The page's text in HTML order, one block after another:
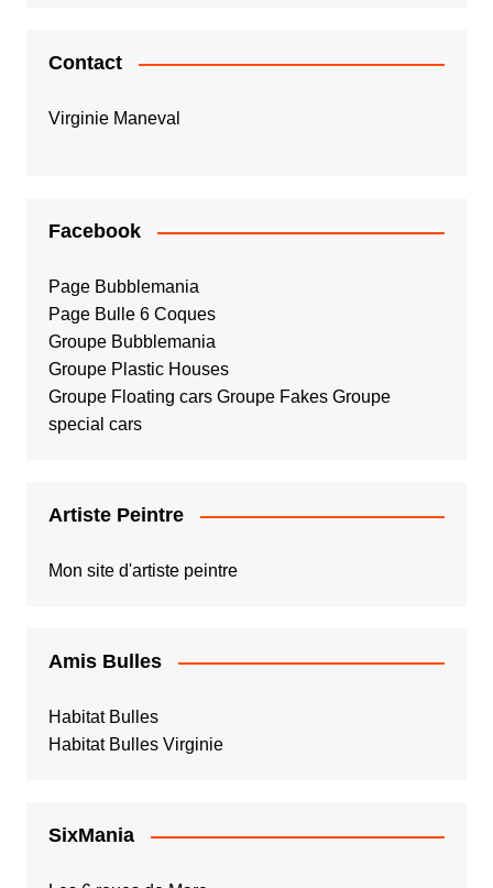
Contact
Virginie Maneval
Facebook
Page Bubblemania
Page Bulle 6 Coques
Groupe Bubblemania
Groupe Plastic Houses
Groupe Floating cars Groupe Fakes Groupe
special cars
Artiste Peintre
Mon site d'artiste peintre
Amis Bulles
Habitat Bulles
Habitat Bulles Virginie
SixMania